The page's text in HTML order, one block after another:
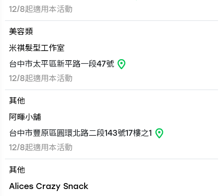
12/8起適用本活動
美容類
米祺髮型工作室
台中市太平區新平路一段47號
12/8起適用本活動
其他
阿暉小舖
台中市豐原區圓環北路二段143號17樓之1
12/8起適用本活動
其他
Alices Crazy Snack